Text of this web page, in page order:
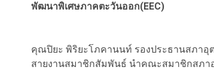
พัฒนาพิเศษภาคตะวันออก(EEC)
คุณปิยะ พิริยะโภคานนท์ รองประธานสภาอุ
สายงานสมาชิกสัมพันธ์ นำคณะสมาชิกสภา